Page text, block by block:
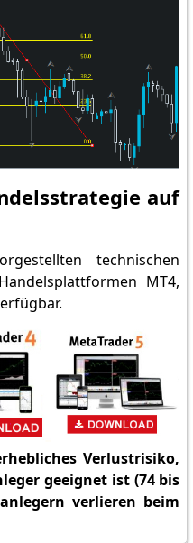
auf
technischen
MT4,
Verlustrisiko,
geeignet ist (74 bis
verlieren beim